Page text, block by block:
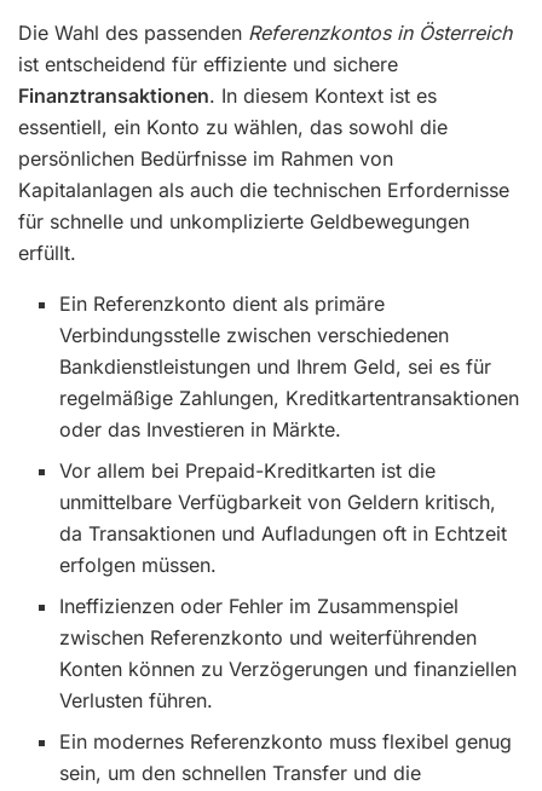
Die Wahl des passenden Referenzkontos in Österreich
ist entscheidend für effiziente und sichere
Finanztransaktionen. In diesem Kontext ist es
essentiell, ein Konto zu wählen, das sowohl die
persönlichen Bedürfnisse im Rahmen von
Kapitalanlagen als auch die technischen Erfordernisse
für schnelle und unkomplizierte Geldbewegungen
erfüllt.
Ein Referenzkonto dient als primäre
Verbindungsstelle zwischen verschiedenen
Bankdienstleistungen und Ihrem Geld, sei es für
regelmäßige Zahlungen, Kreditkartentransaktionen
oder das Investieren in Märkte.
Vor allem bei Prepaid-Kreditkarten ist die
unmittelbare Verfügbarkeit von Geldern kritisch,
da Transaktionen und Aufladungen oft in Echtzeit
erfolgen müssen.
Ineffizienzen oder Fehler im Zusammenspiel
zwischen Referenzkonto und weiterführenden
Konten können zu Verzögerungen und finanziellen
Verlusten führen.
Ein modernes Referenzkonto muss flexibel genug
sein, um den schnellen Transfer und die